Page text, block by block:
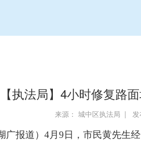
【执法局】4小时修复路
来源： 城中区执法局 |
广报道） 4月9日，市民黄先生